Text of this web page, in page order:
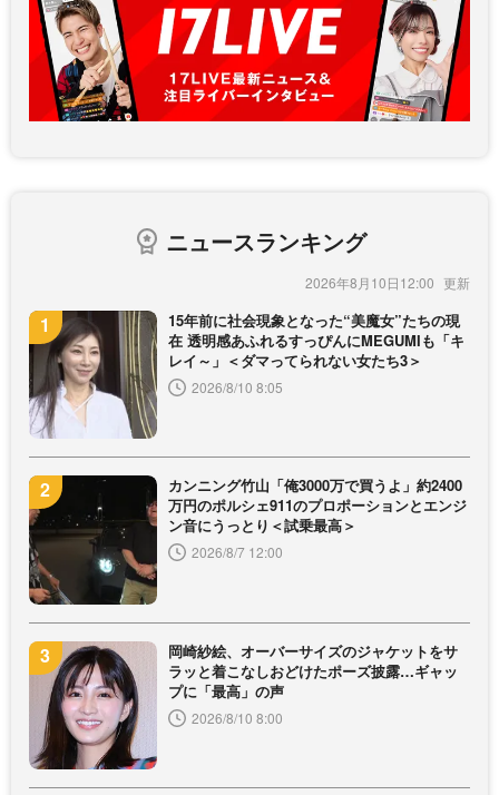
ニュースランキング
2026年8月10日12:00
15年前に社会現象となった“美魔女”たちの現
在 透明感あふれるすっぴんにMEGUMIも「キ
レイ～」＜ダマってられない女たち3＞
2026/8/10 8:05
カンニング竹山「俺3000万で買うよ」約2400
万円のポルシェ911のプロポーションとエンジ
ン音にうっとり＜試乗最高＞
2026/8/7 12:00
岡崎紗絵、オーバーサイズのジャケットをサ
ラッと着こなしおどけたポーズ披露…ギャッ
プに「最高」の声
2026/8/10 8:00